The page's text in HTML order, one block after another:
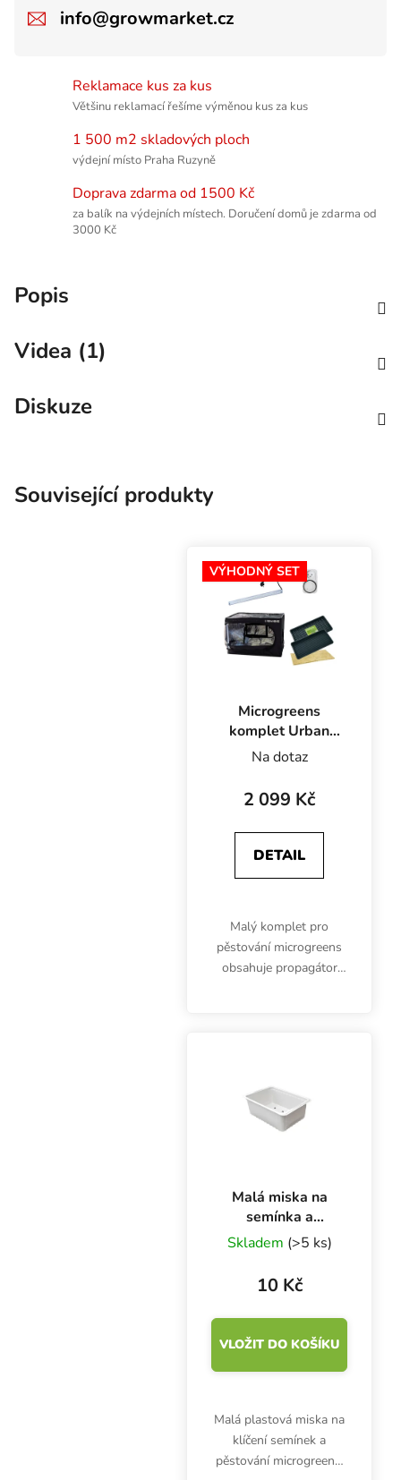
info@growmarket.cz
Reklamace kus za kus
Většinu reklamací řešíme výměnou kus za kus
1 500 m2 skladových ploch
výdejní místo Praha Ruzyně
Doprava zdarma od 1500 Kč
za balík na výdejních místech. Doručení domů je zdarma od
3000 Kč
Popis
Videa (1)
Diskuze
Související produkty
VÝHODNÝ SET
Microgreens
komplet Urban
Small Basic,
Na dotaz
2 099 Kč
DETAIL
Malý komplet pro
pěstování microgreens
obsahuje propagátor
Microgreens Tray bez...
Malá miska na
semínka a
microgreens,
14.3x9.6x5.1 cm
Skladem (>5 ks)
10 Kč
VLOŽIT DO KOŠÍKU
Malá plastová miska na
klíčení semínek a
pěstování microgreens.